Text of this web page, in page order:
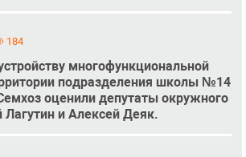
184
многофункциональной
подразделения школы №14
оценили депутаты окружного
и Алексей Деяк.